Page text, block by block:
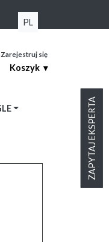
PL
Zarejestruj się
Koszyk ▾
ZAPYTAJ EKSPERTA